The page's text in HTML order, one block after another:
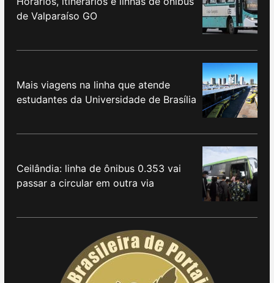
de Valparaíso GO
Mais viagens na linha que atende
estudantes da Universidade de Brasília
Ceilândia: linha de ônibus 0.353 vai
passar a circular em outra via